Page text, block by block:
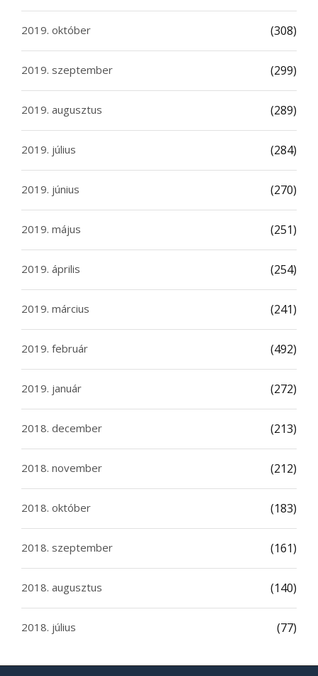
2019. október (308)
2019. szeptember (299)
2019. augusztus (289)
2019. július (284)
2019. június (270)
2019. május (251)
2019. április (254)
2019. március (241)
2019. február (492)
2019. január (272)
2018. december (213)
2018. november (212)
2018. október (183)
2018. szeptember (161)
2018. augusztus (140)
2018. július (77)